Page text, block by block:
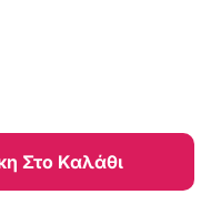
Στο Καλάθι